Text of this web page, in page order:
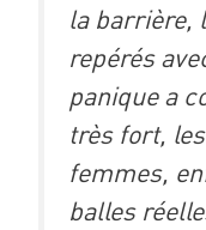
la barrière,
repérés
panique a
très fort,
femmes,
balles